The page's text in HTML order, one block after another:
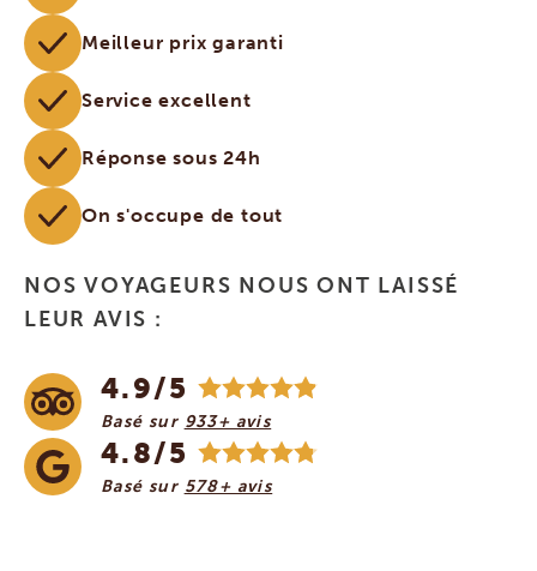
Meilleur prix garanti
Service excellent
Réponse sous 24h
On s'occupe de tout
NOS VOYAGEURS NOUS ONT LAISSÉ
LEUR AVIS :
4.9/5
Basé sur 933+ avis
4.8/5
Basé sur 578+ avis